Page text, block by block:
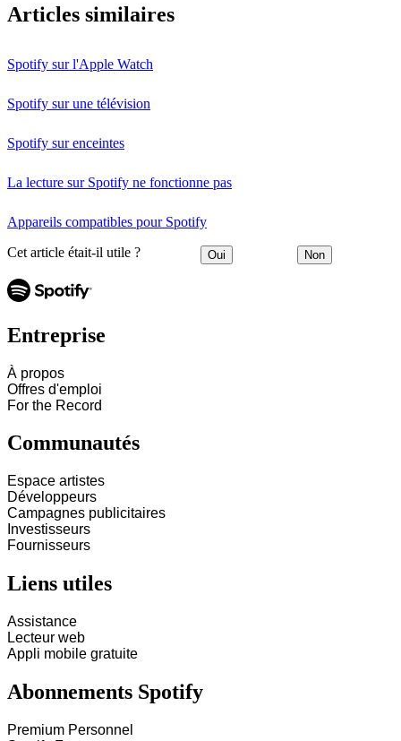
Articles similaires
Spotify sur l'Apple Watch
Spotify sur une télévision
Spotify sur enceintes
La lecture sur Spotify ne fonctionne pas
Appareils compatibles pour Spotify
Cet article était-il utile ? Oui Non
Entreprise
À propos
Offres d'emploi
For the Record
Communautés
Espace artistes
Développeurs
Campagnes publicitaires
Investisseurs
Fournisseurs
Liens utiles
Assistance
Lecteur web
Appli mobile gratuite
Abonnements Spotify
Premium Personnel